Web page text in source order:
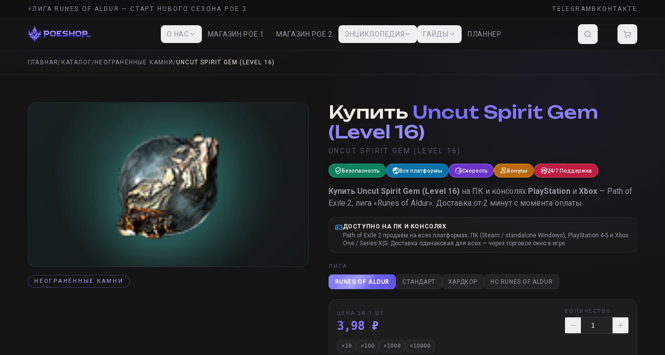
⚡ЛИГА RUNES OF ALDUR — СТАРТ НОВОГО СЕЗОНА POE 2 TELEGRAM ВКОНТАКТЕ
О НАС МАГАЗИН POE 1 МАГАЗИН POE 2 ЭНЦИКЛОПЕДИЯ ГАЙДЫ ПЛАННЕР
ГЛАВНАЯ/ КАТАЛОГ/ НЕОГРАНЁННЫЕ КАМНИ /UNCUT SPIRIT GEM (LEVEL 16)
НЕОГРАНЁННЫЕ КАМНИ
Купить Uncut Spirit Gem
(Level 16)
UNCUT SPIRIT GEM (LEVEL 16)
Безопасность Все платформы Скорость Бонусы 24/7 Поддержка
Купить Uncut Spirit Gem (Level 16) на ПК и консолях PlayStationи Xbox— Path of
Exile 2, лига «Runes of Aldur». Доставка от 2 минут с момента оплаты.
ДОСТУПНО НА ПК И КОНСОЛЯХ
Path of Exile 2 продаём на всех платформах: ПК (Steam / standalone Windows), PlayStation 4-5 и Xbox
One / Series X|S. Доставка одинаковая для всех — через торговое окно в игре.
ЛИГА
RUNES OF ALDUR СТАНДАРТ ХАРДКОР HC RUNES OF ALDUR
ЦЕНА ЗА 1 ШТ
3,98 ₽
КОЛИЧЕСТВО
×10 ×100 ×1000 ×10000